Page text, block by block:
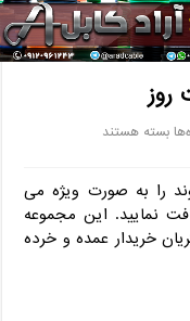
روز
روز
برای
کابل
دماوند
آخرین
قیمت
بسته هستند
را به صورت ویژه می
نمایید. این مجموعه
خریدار عمده و خرده